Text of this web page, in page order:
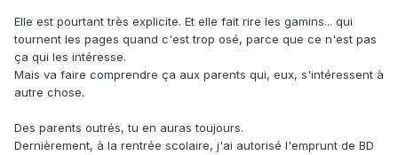
Elle est pourtant très explicite. Et elle fait rire les gamins... qui
tournent les pages quand c'est trop osé, parce que ce n'est pas
ça qui les intéresse.
Mais va faire comprendre ça aux parents qui, eux, s'intéressent à
autre chose.
Des parents outrés, tu en auras toujours.
Dernièrement, à la rentrée scolaire, j'ai autorisé l'emprunt de BD